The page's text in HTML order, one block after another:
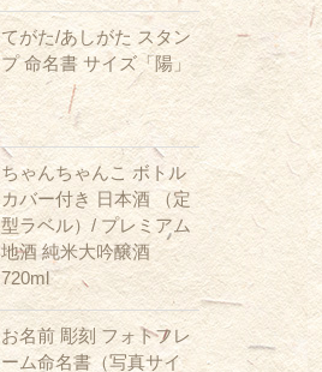
てがた/あしがた スタン
プ 命名書 サイズ「陽」
ちゃんちゃんこ ボトル
カバー付き 日本酒 （定
型ラベル）/ プレミアム
地酒 純米大吟醸酒
720ml
お名前 彫刻 フォトフレ
ーム命名書（写真サイ